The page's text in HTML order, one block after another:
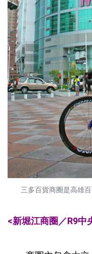
三多百貨商圈是高雄
<新堀江商圈／R9中